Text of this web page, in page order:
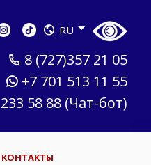
RU
8 (727)357 21 05
+7 701 513 11 55
58 88 (Чат-бот)
КОНТАКТЫ